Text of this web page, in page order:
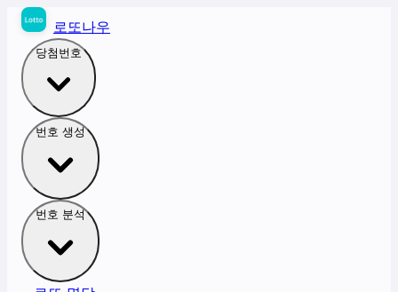
로또나우
당첨번호
번호 생성
번호 분석